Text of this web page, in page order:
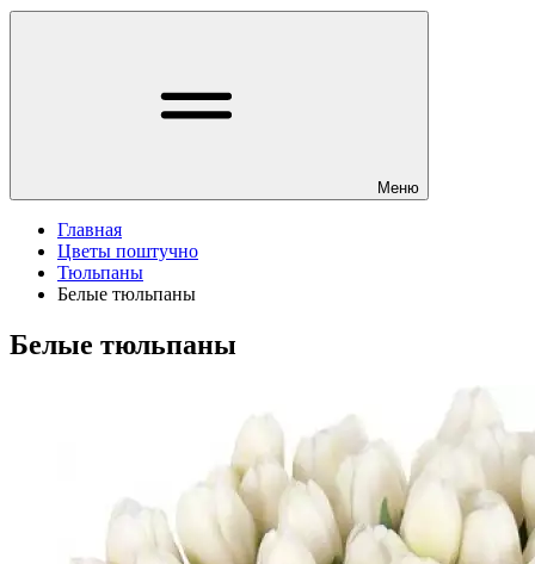
Меню
Главная
Цветы поштучно
Тюльпаны
Белые тюльпаны
Белые тюльпаны